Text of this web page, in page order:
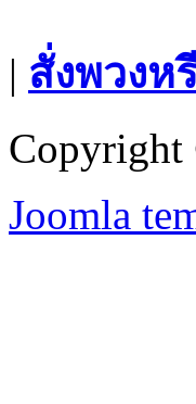
| สั่งพวงห
Copyright
Joomla